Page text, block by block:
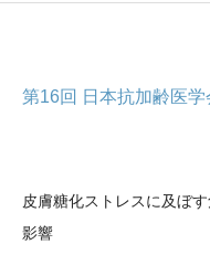
第16回 日本抗加齢医学
皮膚糖化ストレスに及ぼ
影響